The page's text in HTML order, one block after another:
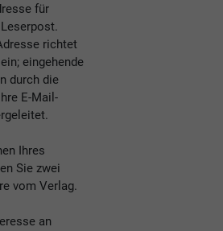
für
richtet
eingehende
durch die
E-Mail-
Ihres
Sie zwei
vom Verlag.
an